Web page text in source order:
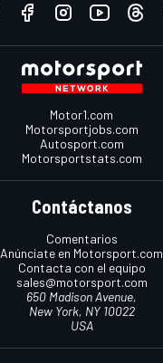
Motor1.com
Motorsportjobs.com
Autosport.com
Motorsportstats.com
Contáctanos
Comentarios
Anúnciate en Motorsport.com
Contacta con el equipo
sales@motorsport.com
650 Madison Avenue,
New York, NY 10022
USA